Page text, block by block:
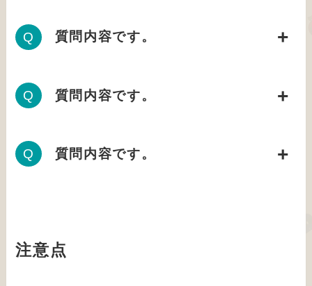
質問内容です。
質問内容です。
質問内容です。
注意点